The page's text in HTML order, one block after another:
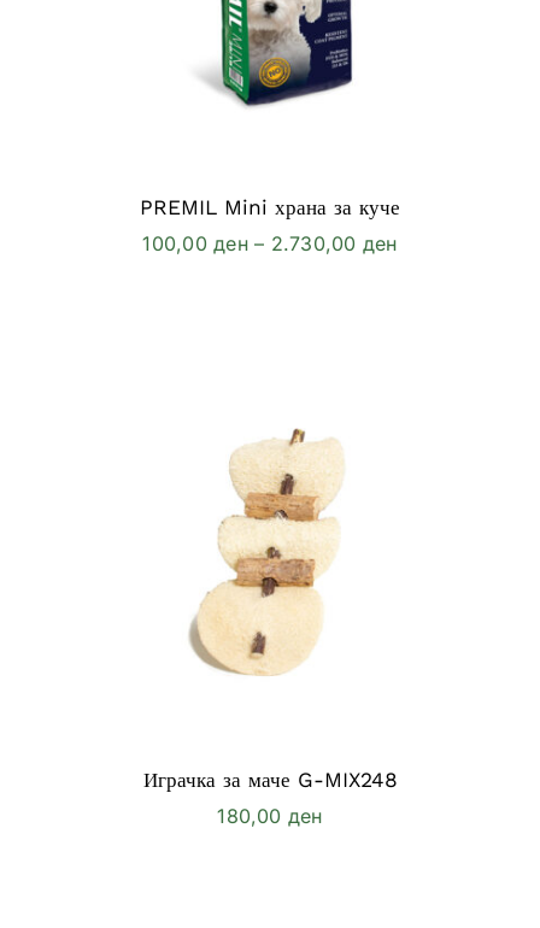
PREMIL Mini храна за куче
100,00ден – 2.730,00 денPrice
Играчка за маче G-MIX248
180,00 ден